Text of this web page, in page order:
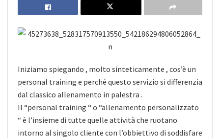
Iniziamo spiegando , molto sinteticamente , cos’è un
personal training e perché questo servizio si differenzia
dal classico allenamento in palestra .
Il “personal training “ o “allenamento personalizzato
“ è l’insieme di tutte quelle attività che ruotano
intorno al singolo cliente con l’obbiettivo di soddisfare